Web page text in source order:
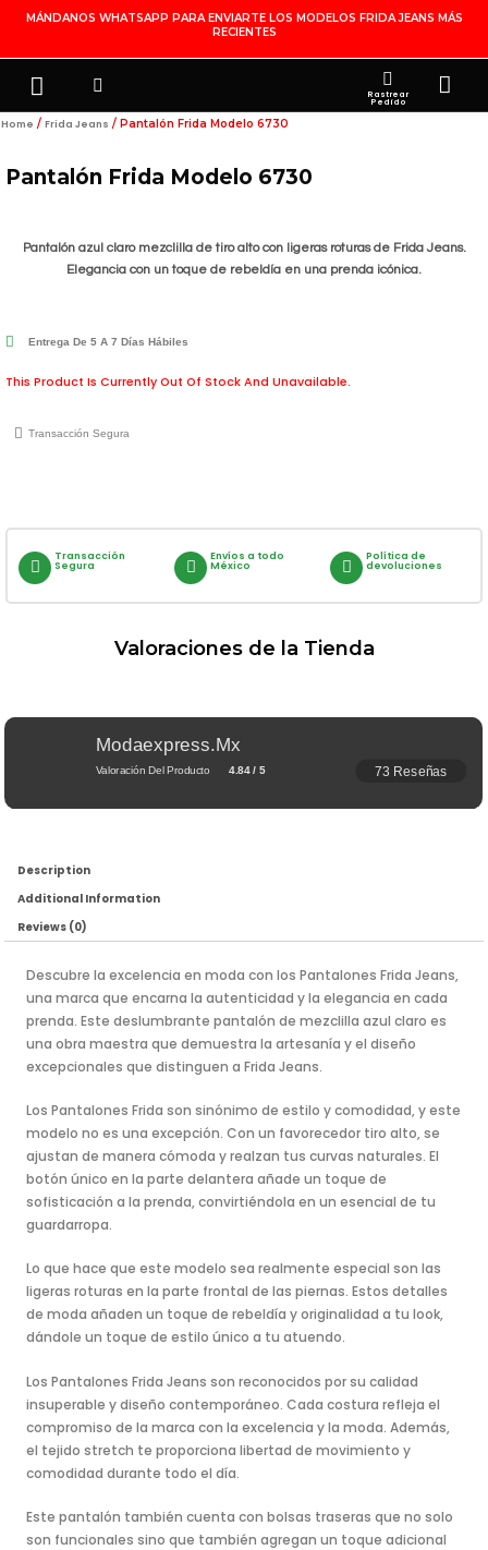
Contenido
MÁNDANOS WHATSAPP PARA ENVIARTE LOS MODELOS FRIDA JEANS MÁS
RECIENTES
MenuSearch Rastrear
Pedido
Home / Frida Jeans / Pantalón Frida Modelo 6730
Pantalón Frida Modelo 6730
Pantalón azul claro mezclilla de tiro alto con ligeras roturas de Frida Jeans.
Elegancia con un toque de rebeldía en una prenda icónica.
Entrega De 5 A 7 Días Hábiles
This Product Is Currently Out Of Stock And Unavailable.
Transacción Segura
Transacción
Segura
Envíos a todo
México
Política de
devoluciones
Description
Additional Information
Reviews (0)
Descubre la excelencia en moda con los Pantalones Frida Jeans,
una marca que encarna la autenticidad y la elegancia en cada
prenda. Este deslumbrante pantalón de mezclilla azul claro es
una obra maestra que demuestra la artesanía y el diseño
excepcionales que distinguen a Frida Jeans.
Los Pantalones Frida son sinónimo de estilo y comodidad, y este
modelo no es una excepción. Con un favorecedor tiro alto, se
ajustan de manera cómoda y realzan tus curvas naturales. El
botón único en la parte delantera añade un toque de
sofisticación a la prenda, convirtiéndola en un esencial de tu
guardarropa.
Lo que hace que este modelo sea realmente especial son las
ligeras roturas en la parte frontal de las piernas. Estos detalles
de moda añaden un toque de rebeldía y originalidad a tu look,
dándole un toque de estilo único a tu atuendo.
Los Pantalones Frida Jeans son reconocidos por su calidad
insuperable y diseño contemporáneo. Cada costura refleja el
compromiso de la marca con la excelencia y la moda. Además,
el tejido stretch te proporciona libertad de movimiento y
comodidad durante todo el día.
Este pantalón también cuenta con bolsas traseras que no solo
son funcionales sino que también agregan un toque adicional
Valoraciones de la Tienda
Modaexpress.mx
Valoración Del Producto 4.84 / 5 73 Reseñas